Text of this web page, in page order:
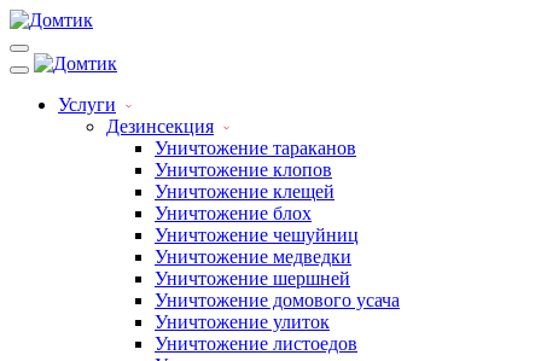
Услуги
Дезинсекция
Уничтожение тараканов
Уничтожение клопов
Уничтожение клещей
Уничтожение блох
Уничтожение чешуйниц
Уничтожение медведки
Уничтожение шершней
Уничтожение домового усача
Уничтожение улиток
Уничтожение листоедов